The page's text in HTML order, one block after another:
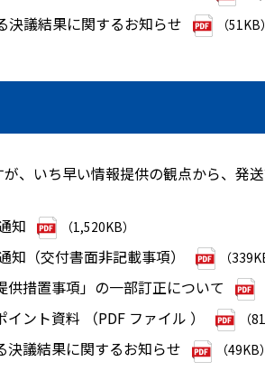
決議結果に関するお知らせ （
、いち早い情報提供の観点から、発
知 （1,520KB）
（交付書面非記載事項） （
措置事項」の一部訂正について
ント資料 （PDF ファイル ） （
議結果に関するお知らせ （49KB